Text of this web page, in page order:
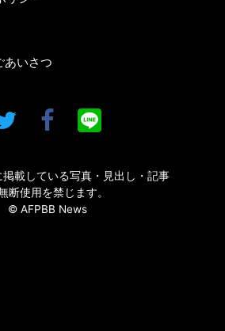
あいさつ
載している写真・見出し・記事
断使用を禁じます。
© AFPBB News